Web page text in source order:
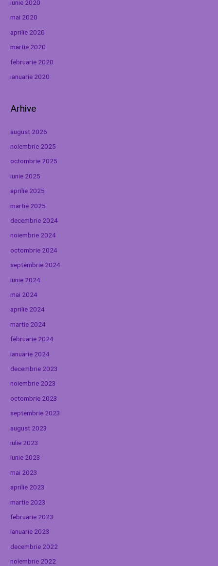
iunie 2020
mai 2020
aprilie 2020
martie 2020
februarie 2020
ianuarie 2020
Arhive
august 2026
noiembrie 2025
octombrie 2025
iunie 2025
aprilie 2025
martie 2025
decembrie 2024
noiembrie 2024
octombrie 2024
septembrie 2024
iunie 2024
mai 2024
aprilie 2024
martie 2024
februarie 2024
ianuarie 2024
decembrie 2023
noiembrie 2023
octombrie 2023
septembrie 2023
august 2023
iulie 2023
iunie 2023
mai 2023
aprilie 2023
martie 2023
februarie 2023
ianuarie 2023
decembrie 2022
noiembrie 2022